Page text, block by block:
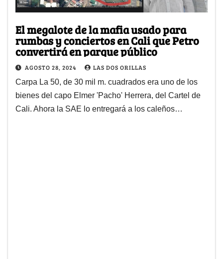
El megalote de la mafia usado para
rumbas y conciertos en Cali que Petro
convertirá en parque público
AGOSTO 28, 2024 LAS DOS ORILLAS
Carpa La 50, de 30 mil m. cuadrados era uno de los
bienes del capo Elmer 'Pacho' Herrera, del Cartel de
Cali. Ahora la SAE lo entregará a los caleños…